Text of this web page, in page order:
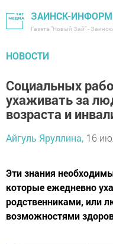
ЗАИНСК-ИНФОРМ
Газета "Новый Зай" -
НОВОСТИ
Социальных
ухаживать за
возраста и
Айгуль Яруллина, 16
Эти знания
которые ежедневно
родственниками, или
возможностями